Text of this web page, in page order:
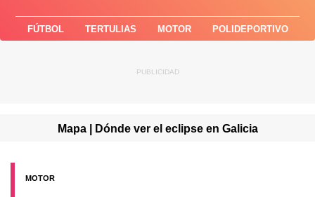
FÚTBOL TERTULIAS MOTOR POLIDEPORTIVO
Mapa | Dónde ver el eclipse en Galicia
MOTOR